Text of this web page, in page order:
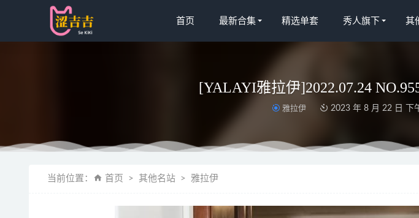
首页 最新合集 精选单套 秀人旗下 其
[YALAYI雅拉伊]2022.07.24
雅拉伊 2023 年 8 月 22 日 下
当前位置： 首页 其他名站 雅拉伊
凌凌七 – 微密圈写真&视频合集【持续更新